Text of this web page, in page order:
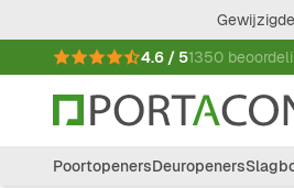
4.6 / 51350
PoortopenersDeuropeners